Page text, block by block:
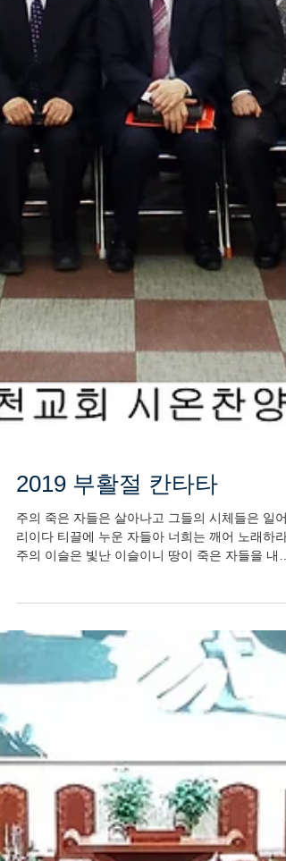
2019 부활절 칸타타
으리로다 (이사야 26:19) 주님 다시 사셨습니다!
님께서 부활의 첫 열매가 되심으로 우리를...